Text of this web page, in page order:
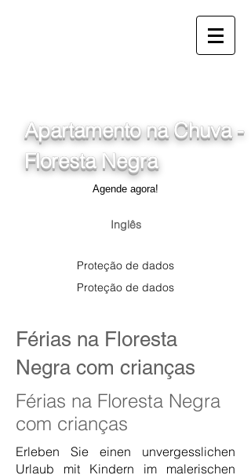
Agende agora!
Apartamento na Chuva -
Floresta Negra
Inglês
Proteção de dados
Proteção de dados
Férias na Floresta
Negra com crianças
Férias na Floresta Negra
com crianças
Erleben Sie einen unvergesslichen
Urlaub mit Kindern im malerischen